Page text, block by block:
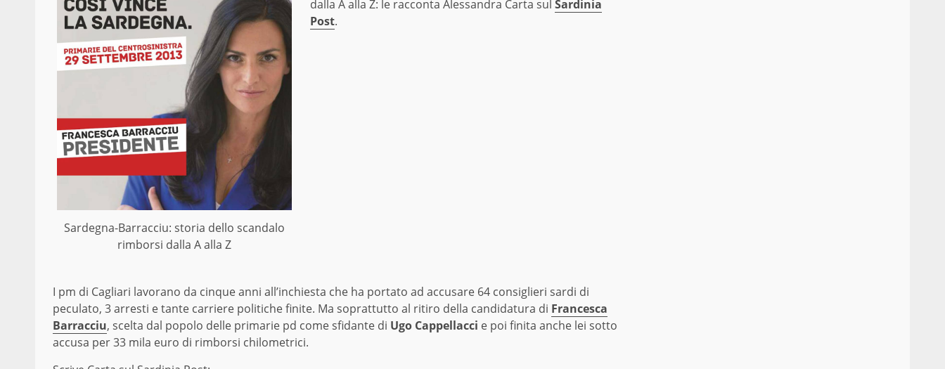
Sardegna-Barracciu: storia dello scandalo
rimborsi dalla A alla Z
dalla A alla Z: le racconta Alessandra Carta sul Sardinia
Post.
I pm di Cagliari lavorano da cinque anni all’inchiesta che ha portato ad accusare 64 consiglieri sardi di
peculato, 3 arresti e tante carriere politiche finite. Ma soprattutto al ritiro della candidatura di Francesca
Barracciu, scelta dal popolo delle primarie pd come sfidante di Ugo Cappellacci e poi finita anche lei sotto
accusa per 33 mila euro di rimborsi chilometrici.